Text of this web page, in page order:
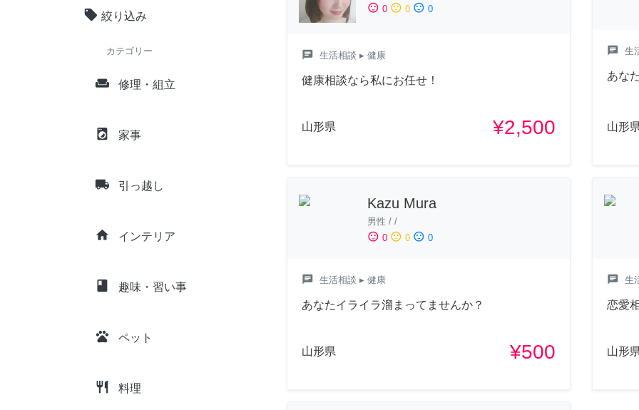
local_offer 絞り込み
カテゴリー
weekend 修理・組立
local_laundry_service 家事
local_shipping 引っ越し
home インテリア
class 趣味・習い事
pets ペット
restaurant 料理
sentiment_satisfied 0 sentiment_neutral 0 sentiment_dissatisfied 0
chat 生活相談 ▸ 健康
健康相談なら私にお任せ！
山形県 ¥2,500
chat 生
あな
山形
Kazu Mura
男性 / /
sentiment_satisfied 0 sentiment_neutral 0 sentiment_dissatisfied 0
chat 生活相談 ▸ 健康
あなたイライラ溜まってませんか？
山形県 ¥500
chat 生
恋愛
山形